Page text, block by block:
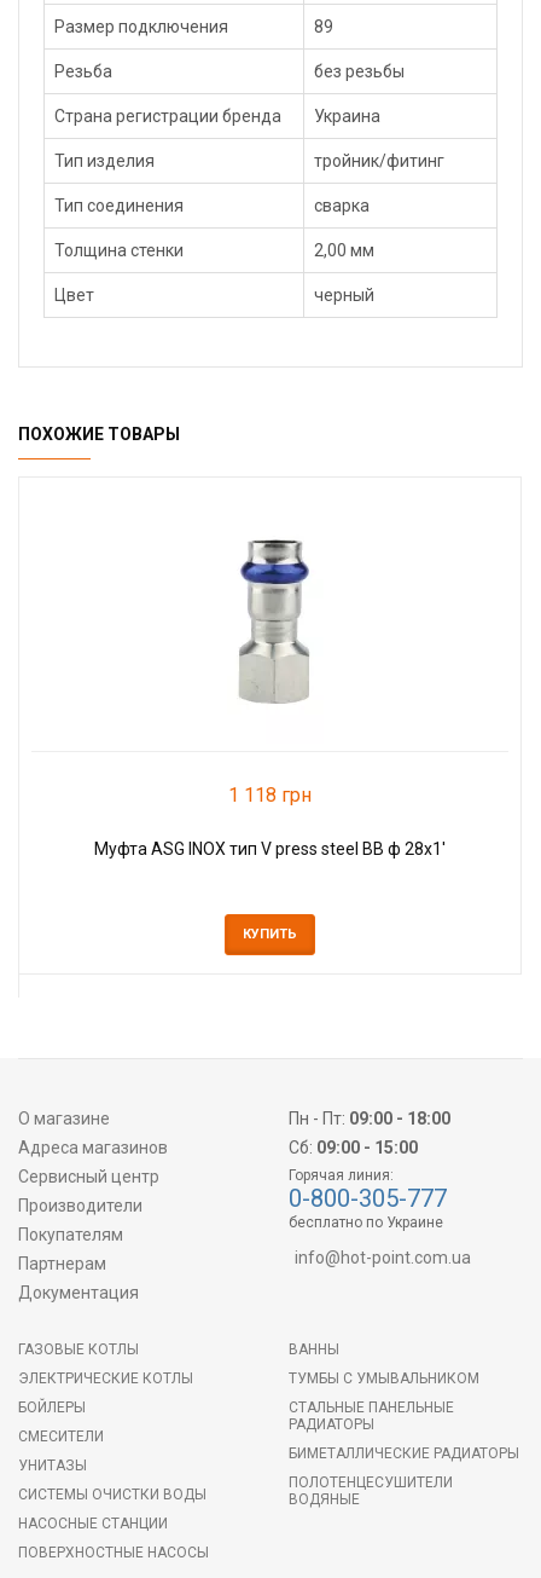
Размер подключения 89
Резьба без резьбы
Страна регистрации бренда Украина
Тип изделия тройник/фитинг
Тип соединения сварка
Толщина стенки 2,00 мм
Цвет черный
ПОХОЖИЕ ТОВАРЫ
1 118 грн
Муфта ASG INOX тип V press steel ВВ ф 28х1'
КУПИТЬ
О магазине
Адреса магазинов
Сервисный центр
Производители
Покупателям
Партнерам
Документация
Пн - Пт: 09:00 - 18:00
Сб: 09:00 - 15:00
Горячая линия:
0-800-305-777
бесплатно по Украине
info@hot-point.com.ua
ГАЗОВЫЕ КОТЛЫ
ЭЛЕКТРИЧЕСКИЕ КОТЛЫ
БОЙЛЕРЫ
СМЕСИТЕЛИ
УНИТАЗЫ
СИСТЕМЫ ОЧИСТКИ ВОДЫ
НАСОСНЫЕ СТАНЦИИ
ПОВЕРХНОСТНЫЕ НАСОСЫ
ВАННЫ
ТУМБЫ С УМЫВАЛЬНИКОМ
СТАЛЬНЫЕ ПАНЕЛЬНЫЕ
РАДИАТОРЫ
БИМЕТАЛЛИЧЕСКИЕ РАДИАТОРЫ
ПОЛОТЕНЦЕСУШИТЕЛИ
ВОДЯНЫЕ